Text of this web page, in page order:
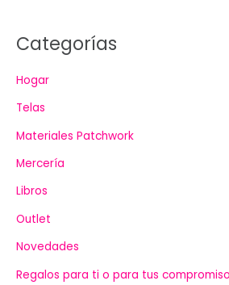
Categorías
Hogar
Telas
Materiales Patchwork
Mercería
Libros
Outlet
Novedades
Regalos para ti o para tus